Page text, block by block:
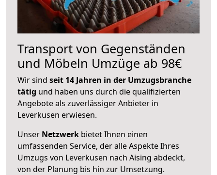
Transport von Gegenständen
und Möbeln Umzüge ab 98€
Wir sind seit 14 Jahren in der Umzugsbranche
tätig und haben uns durch die qualifizierten
Angebote als zuverlässiger Anbieter in
Leverkusen erwiesen.
Unser Netzwerk bietet Ihnen einen
umfassenden Service, der alle Aspekte Ihres
Umzugs von Leverkusen nach Aising abdeckt,
von der Planung bis hin zur Umsetzung.